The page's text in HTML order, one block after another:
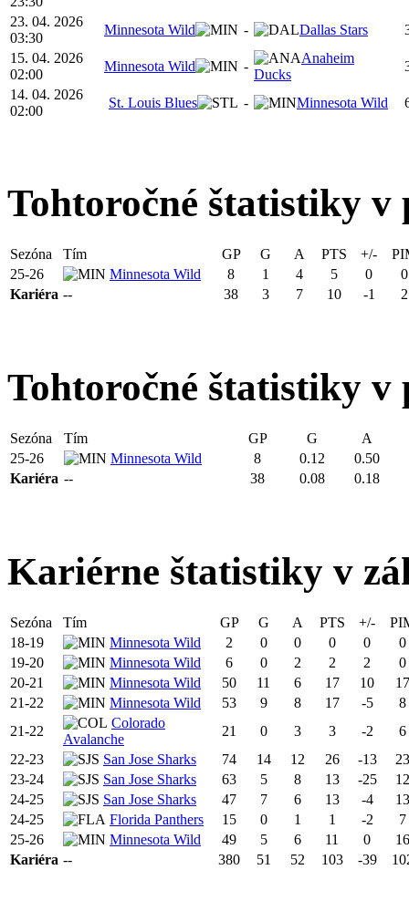
23. 04. 2026
03:30
Minnesota Wild - Dallas Stars
15. 04. 2026
02:00
Minnesota Wild -
Anaheim
Ducks
14. 04. 2026
02:00
St. Louis Blues - Minnesota Wild
Tohtoročné štatistiky v
Sezóna Tím GP G A PTS +/-
25-26
Minnesota Wild 8 1 4 5 0
0
Kariéra -- 38 3 7 10 -1 2
Tohtoročné štatistiky
Sezóna Tím GP G
A
25-26
Minnesota Wild 8 0.12
0.50
Kariéra -- 38 0.08 0.18
Kariérne štatistiky v
Sezóna Tím GP G A PTS +/-
18-19
Minnesota Wild 2 0 0 0 0
0
19-20
Minnesota Wild 6 0 2 2 2
0
20-21
Minnesota Wild 50 11 6 17 10
17
21-22
Minnesota Wild 53 9 8 17 -5
8
21-22
Colorado
Avalanche
21 0 3 3 -2
6
22-23
San Jose Sharks 74 14 12 26 -13
23
23-24
San Jose Sharks 63 5 8 13 -25
12
24-25
San Jose Sharks 47 7 6 13 -4
13
24-25
Florida Panthers 15 0 1 1 -2
7
25-26
Minnesota Wild 49 5 6 11 0
16
Kariéra -- 380 51 52 103 -39